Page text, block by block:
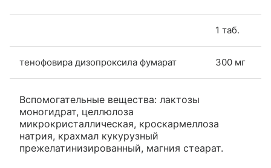
1 таб.
тенофовира дизопроксила фумарат 300 мг
Вспомогательные вещества: лактозы
моногидрат, целлюлоза
микрокристаллическая, кроскармеллоза
натрия, крахмал кукурузный
прежелатинизированный, магния стеарат.